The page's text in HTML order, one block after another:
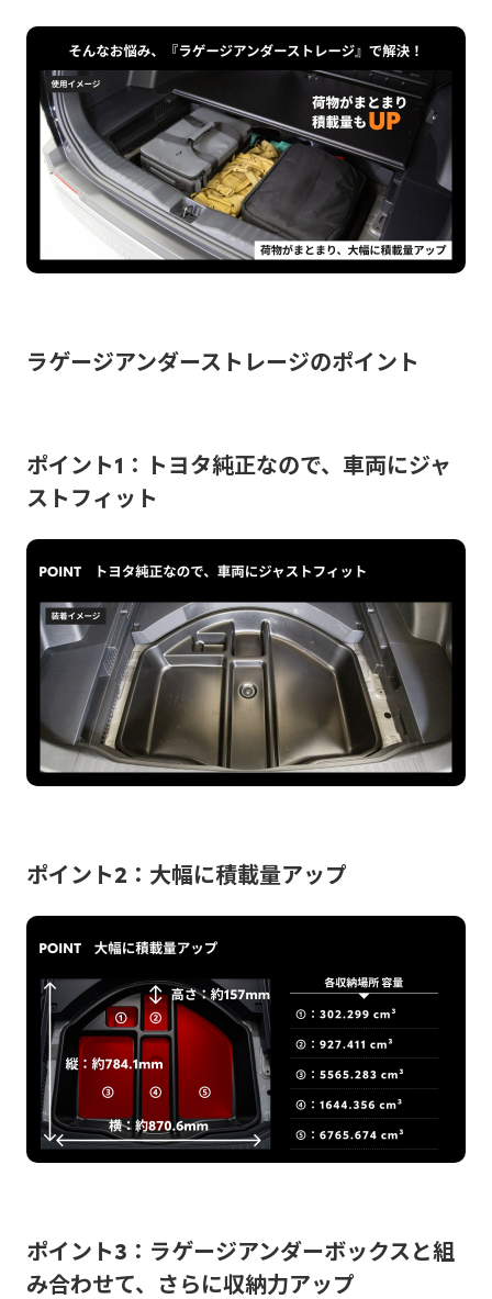
ラゲージアンダーストレージのポイント
ポイント1：トヨタ純正なので、車両にジャ
ストフィット
ポイント2：大幅に積載量アップ
ポイント3：ラゲージアンダーボックスと組
み合わせて、さらに収納力アップ